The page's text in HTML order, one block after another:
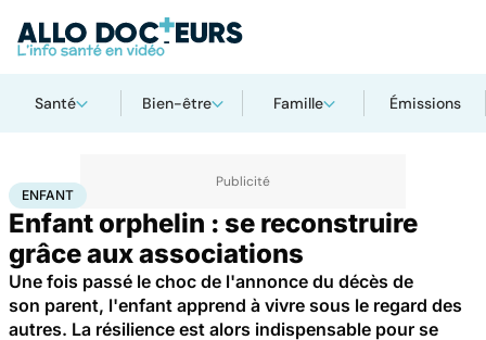
Santé Bien-être Famille Émissions
AccueilFamille
ENFANT
Enfant orphelin : se reconstruire
grâce aux associations
Une fois passé le choc de l'annonce du décès de
son parent, l'enfant apprend à vivre sous le regard des
autres. La résilience est alors indispensable pour se